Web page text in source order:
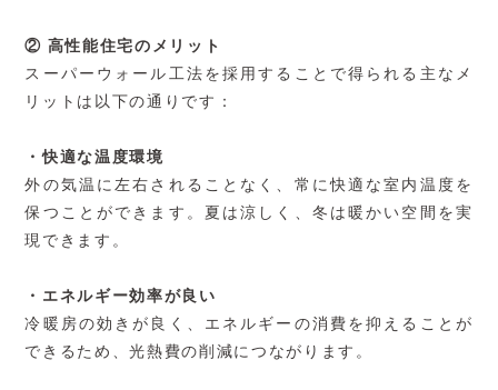
② 高性能住宅のメリット
スーパーウォール工法を採用することで得られる主なメ
リットは以下の通りです：
・快適な温度環境
外の気温に左右されることなく、常に快適な室内温度を
保つことができます。夏は涼しく、冬は暖かい空間を実
現できます。
・エネルギー効率が良い
冷暖房の効きが良く、エネルギーの消費を抑えることが
できるため、光熱費の削減につながります。